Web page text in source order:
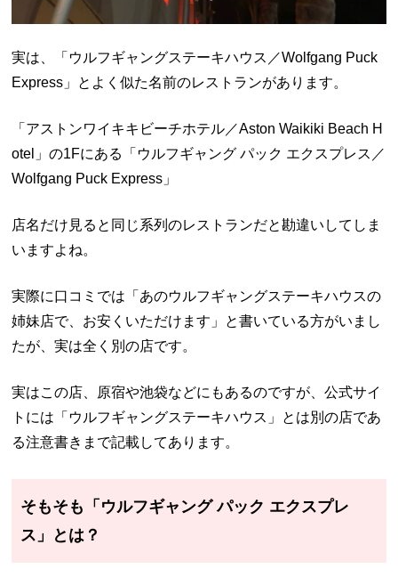
実は、「ウルフギャングステーキハウス／Wolfgang Puck
Express」とよく似た名前のレストランがあります。
「アストンワイキキビーチホテル／Aston Waikiki Beach H
otel」の1Fにある「ウルフギャング パック エクスプレス／
Wolfgang Puck Express」
店名だけ見ると同じ系列のレストランだと勘違いしてしま
いますよね。
実際に口コミでは「あのウルフギャングステーキハウスの
姉妹店で、お安くいただけます」と書いている方がいまし
たが、実は全く別の店です。
実はこの店、原宿や池袋などにもあるのですが、公式サイ
トには「ウルフギャングステーキハウス」とは別の店であ
る注意書きまで記載してあります。
そもそも「ウルフギャング パック エクスプレ
ス」とは？